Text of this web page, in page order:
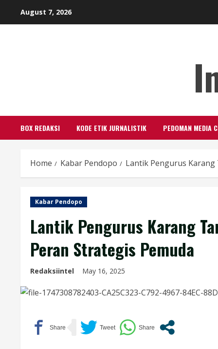
August 7, 2026
BOX REDAKSI KODE ETIK JURNALISTIK PEDOMAN MEDIA
Home Kabar Pendopo Lantik Pengurus
Kabar Pendopo
Lantik Pengurus Karang
Peran Strategis Pemuda
Redaksiintel May 16, 2025